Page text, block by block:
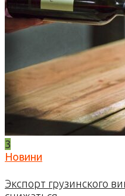
3
Новини
Экспорт грузинского